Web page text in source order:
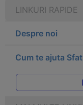
LINKURI RAPIDE
Despre noi
Cum te ajuta